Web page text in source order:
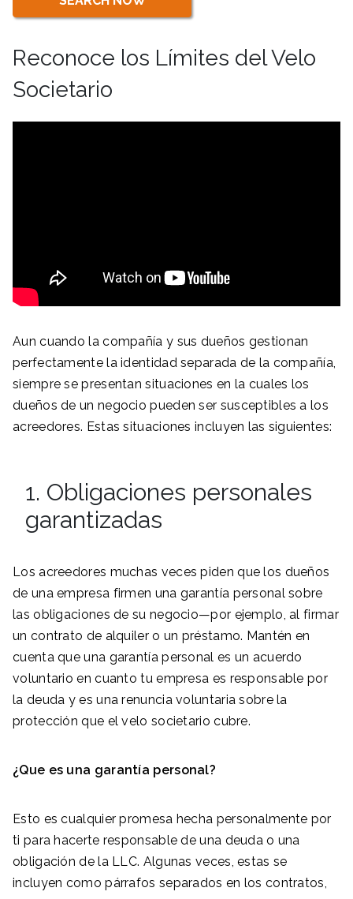
Reconoce los Límites del Velo
Societario
Aun cuando la compañía y sus dueños gestionan
perfectamente la identidad separada de la compañía,
siempre se presentan situaciones en la cuales los
dueños de un negocio pueden ser susceptibles a los
acreedores. Estas situaciones incluyen las siguientes:
1. Obligaciones personales
garantizadas
Los acreedores muchas veces piden que los dueños
de una empresa firmen una garantía personal sobre
las obligaciones de su negocio—por ejemplo, al firmar
un contrato de alquiler o un préstamo. Mantén en
cuenta que una garantía personal es un acuerdo
voluntario en cuanto tu empresa es responsable por
la deuda y es una renuncia voluntaria sobre la
protección que el velo societario cubre.
¿Que es una garantía personal?
Esto es cualquier promesa hecha personalmente por
ti para hacerte responsable de una deuda o una
obligación de la LLC. Algunas veces, estas se
incluyen como párrafos separados en los contratos,